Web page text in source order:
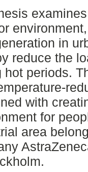
in
reduce the
hot periods.
with
for
area